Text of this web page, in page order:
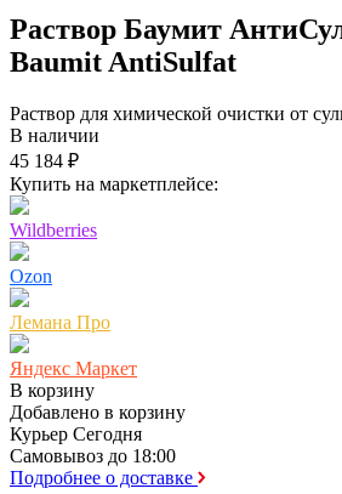
Раствор Баумит
Baumit AntiSulfat
Раствор для химической очистки от
В наличии
45 184 ₽
Купить на маркетплейсе:
Wildberries
Ozon
Лемана Про
Яндекс Маркет
В корзину
Добавлено в корзину
Курьер Сегодня
Самовывоз до 18:00
Подробнее о доставке